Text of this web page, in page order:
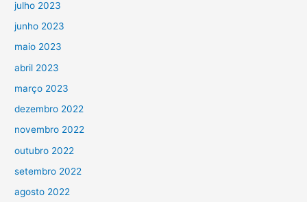
julho 2023
junho 2023
maio 2023
abril 2023
março 2023
dezembro 2022
novembro 2022
outubro 2022
setembro 2022
agosto 2022